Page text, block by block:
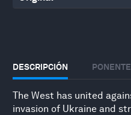
DESCRIPCIÓN
The West has united
invasion of Ukraine and